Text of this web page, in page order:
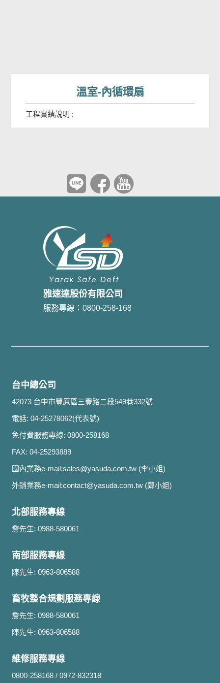
溫室-內循環扇
工程實績說明 :
雅速達股份有限公司
服務專線：0800-258-168
台中總公司
42073 台中市豐原區三豐路二段549巷332號
電話: 04-25278062(代表號)
免付費服務專線: 0800-258168
FAX: 04-25293889
國內業務e-mail:sales@yasuda.com.tw (李小姐)
外銷業務e-mail:contact@yasuda.com.tw (鄭小姐)
北部服務專線
詹先生: 0988-580061
南部服務專線
陳先生: 0963-806588
畜牧整合規劃服務專線
詹先生: 0988-580061
陳先生: 0963-806588
維修服務專線
0800-258168 / 0972-832318